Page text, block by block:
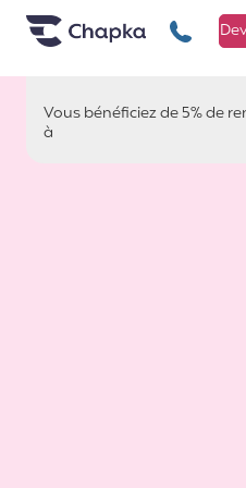
Chapka +33 1 74 85
Vous bénéficiez de 5% de
à
pvt.fr